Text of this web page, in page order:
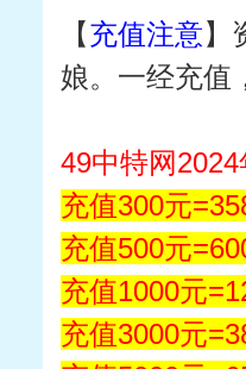
【充值注意】
娘。一经充值
49中特网
充值300元
充值500元
充值1000元
充值3000元